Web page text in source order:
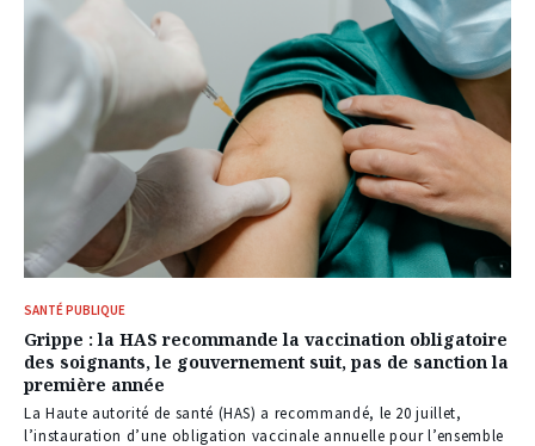
SANTÉ PUBLIQUE
Grippe : la HAS recommande la vaccination obligatoire
des soignants, le gouvernement suit, pas de sanction la
première année
La Haute autorité de santé (HAS) a recommandé, le 20 juillet,
l’instauration d’une obligation vaccinale annuelle pour l’ensemble